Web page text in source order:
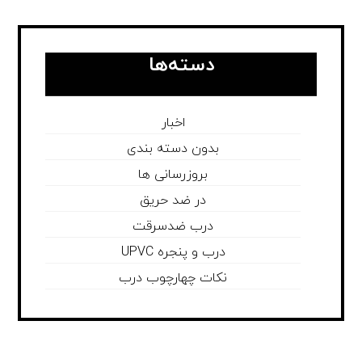
دسته‌ها
اخبار
بدون دسته بندی
بروزرسانی ها
در ضد حریق
درب ضدسرقت
درب و پنجره UPVC
نکات چهارچوب درب